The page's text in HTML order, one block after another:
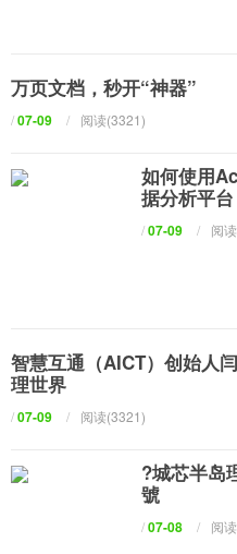
万页文档，秒开“神器”
/07-09 / 阅读(3321)
如何使用
据分析平台
/07-09 / 阅
智慧互通（AICT）创始人闫
理世界
/07-09 / 阅读(3321)
?城芯半岛
號
/07-08 / 阅